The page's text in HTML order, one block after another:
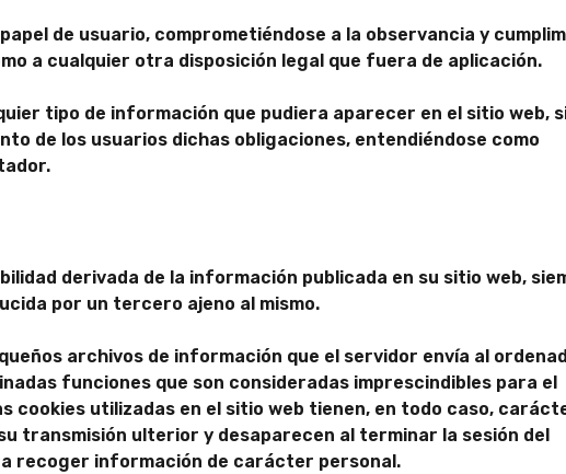
de usuario, comprometiéndose a la observancia y
a cualquier otra disposición legal que fuera de aplicación.
tipo de información que pudiera aparecer en el sitio web,
de los usuarios dichas obligaciones, entendiéndose como
derivada de la información publicada en su sitio web,
por un tercero ajeno al mismo.
archivos de información que el servidor envía al
funciones que son consideradas imprescindibles para el
cookies utilizadas en el sitio web tienen, en todo caso,
transmisión ulterior y desaparecen al terminar la sesión del
recoger información de carácter personal.